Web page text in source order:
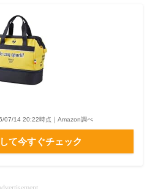
07/14 20:22時点｜Amazon調べ
て今すぐチェック